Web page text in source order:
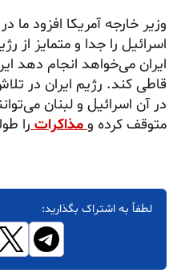
وزیر خارجه آمریکا افزود ما
اسرائیل را جدا و متمایز از
ایران می‌خواهد انجام دهد
قاطی کند. رژیم ایران در
در آن اسرائیل و لبنان
متوقف کرده ومذاکراترا
لطفاً به اشتراک بگذارید: